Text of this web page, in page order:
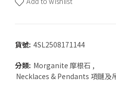
貨號: 4SL2508171144
分類: Morganite 摩根石 ,
Necklaces & Pendants 項鏈及